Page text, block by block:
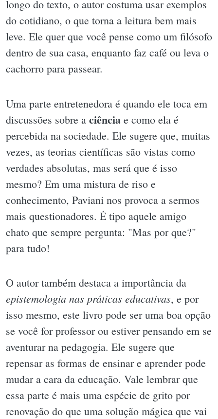
longo do texto, o autor costuma usar exemplos
do cotidiano, o que torna a leitura bem mais
leve. Ele quer que você pense como um filósofo
dentro de sua casa, enquanto faz café ou leva o
cachorro para passear.
Uma parte entretenedora é quando ele toca em
discussões sobre a ciência e como ela é
percebida na sociedade. Ele sugere que, muitas
vezes, as teorias científicas são vistas como
verdades absolutas, mas será que é isso
mesmo? Em uma mistura de riso e
conhecimento, Paviani nos provoca a sermos
mais questionadores. É tipo aquele amigo
chato que sempre pergunta: "Mas por que?"
para tudo!
O autor também destaca a importância da
epistemologia nas práticas educativas, e por
isso mesmo, este livro pode ser uma boa opção
se você for professor ou estiver pensando em se
aventurar na pedagogia. Ele sugere que
repensar as formas de ensinar e aprender pode
mudar a cara da educação. Vale lembrar que
essa parte é mais uma espécie de grito por
renovação do que uma solução mágica que vai